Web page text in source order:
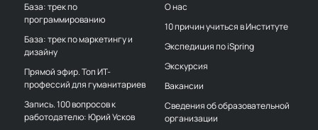
База: трек по
программированию
База: трек по маркетингу и
дизайну
Прямой эфир. Топ ИТ-
профессий для гуманитариев
Запись. 100 вопросов к
работодателю: Юрий Усков
О нас
10 причин учиться в Институте
Экспедиция по iSpring
Экскурсия
Вакансии
Сведения об образовательной
организации